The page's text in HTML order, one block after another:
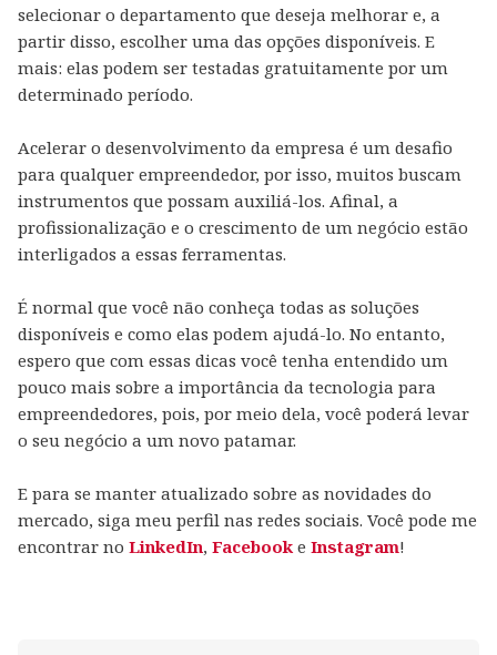
selecionar o departamento que deseja melhorar e, a
partir disso, escolher uma das opções disponíveis. E
mais: elas podem ser testadas gratuitamente por um
determinado período.
Acelerar o desenvolvimento da empresa é um desafio
para qualquer empreendedor, por isso, muitos buscam
instrumentos que possam auxiliá-los. Afinal, a
profissionalização e o crescimento de um negócio estão
interligados a essas ferramentas.
É normal que você não conheça todas as soluções
disponíveis e como elas podem ajudá-lo. No entanto,
espero que com essas dicas você tenha entendido um
pouco mais sobre a importância da tecnologia para
empreendedores, pois, por meio dela, você poderá levar
o seu negócio a um novo patamar.
E para se manter atualizado sobre as novidades do
mercado, siga meu perfil nas redes sociais. Você pode me
encontrar no LinkedIn, Facebooke Instagram!